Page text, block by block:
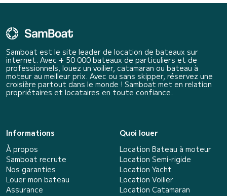
Samboat est le site leader de location de bateaux sur
internet. Avec + 50 000 bateaux de particuliers et de
professionnels, louez un voilier, catamaran ou bateau à
moteur au meilleur prix. Avec ou sans skipper, réservez une
croisière partout dans le monde ! Samboat met en relation
propriétaires et locataires en toute confiance.
Informations
À propos
Samboat recrute
Nos garanties
Louer mon bateau
Assurance
Quoi louer
Location Bateau à moteur
Location Semi-rigide
Location Yacht
Location Voilier
Location Catamaran